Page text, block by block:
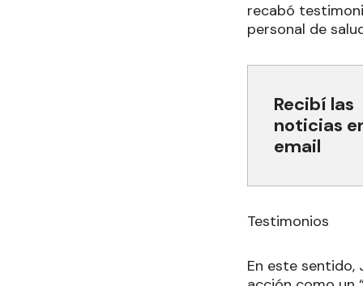
recabó
personal de
Recibí las
noticias
email
Testimonios
En este sentido,